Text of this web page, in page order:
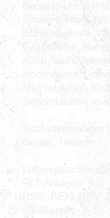
Bauaufsicht von
Sonderbauten, wie
Bürokomplexe,
Gaststätten,
Alten- und
Hochhäuser,
Messebauten,
Sonderbauten,
Sachverständiger
BSK, BEK, BSV,
L90-Kanäle